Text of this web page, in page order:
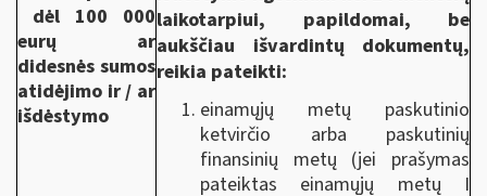
dėl 100 000
eurų ar
didesnės sumos
atidėjimo ir / ar
išdėstymo
laikotarpiui, papildomai, be
aukščiau išvardintų dokumentų,
reikia pateikti:
einamųjų metų paskutinio
ketvirčio arba paskutinių
finansinių metų (jei prašymas
pateiktas einamųjų metų I